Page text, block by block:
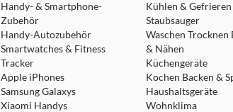
Handy- & Smartphone-
Zubehör
Handy-Autozubehör
Smartwatches & Fitness
Tracker
Apple iPhones
Samsung Galaxys
Xiaomi Handys
Kühlen & Gefrieren
Staubsauger
Waschen Trocknen
& Nähen
Küchengeräte
Kochen Backen &
Haushaltsgeräte
Wohnklima